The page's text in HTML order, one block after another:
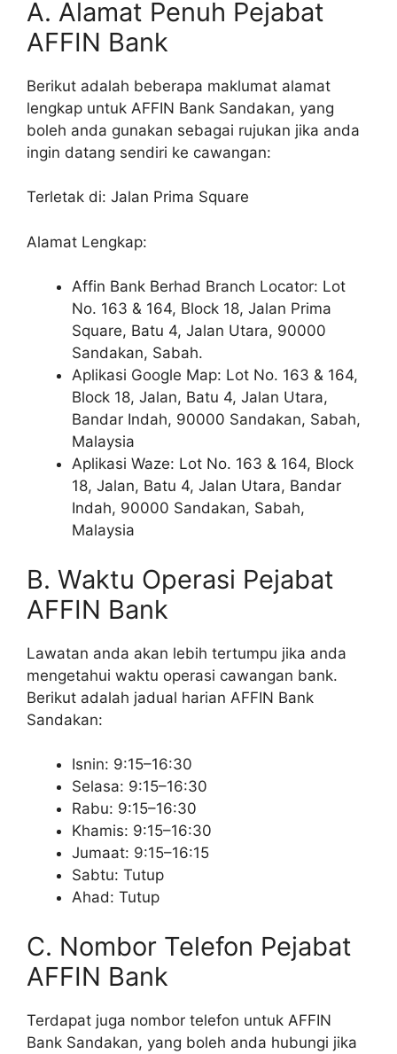
A. Alamat Penuh Pejabat
AFFIN Bank
Berikut adalah beberapa maklumat alamat
lengkap untuk AFFIN Bank Sandakan, yang
boleh anda gunakan sebagai rujukan jika anda
ingin datang sendiri ke cawangan:
Terletak di: Jalan Prima Square
Alamat Lengkap:
Affin Bank Berhad Branch Locator: Lot
No. 163 & 164, Block 18, Jalan Prima
Square, Batu 4, Jalan Utara, 90000
Sandakan, Sabah.
Aplikasi Google Map: Lot No. 163 & 164,
Block 18, Jalan, Batu 4, Jalan Utara,
Bandar Indah, 90000 Sandakan, Sabah,
Malaysia
Aplikasi Waze: Lot No. 163 & 164, Block
18, Jalan, Batu 4, Jalan Utara, Bandar
Indah, 90000 Sandakan, Sabah,
Malaysia
B. Waktu Operasi Pejabat
AFFIN Bank
Lawatan anda akan lebih tertumpu jika anda
mengetahui waktu operasi cawangan bank.
Berikut adalah jadual harian AFFIN Bank
Sandakan:
Isnin: 9:15–16:30
Selasa: 9:15–16:30
Rabu: 9:15–16:30
Khamis: 9:15–16:30
Jumaat: 9:15–16:15
Sabtu: Tutup
Ahad: Tutup
C. Nombor Telefon Pejabat
AFFIN Bank
Terdapat juga nombor telefon untuk AFFIN
Bank Sandakan, yang boleh anda hubungi jika